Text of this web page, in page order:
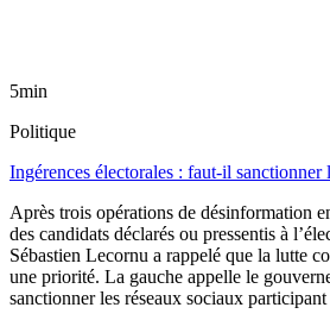
5min
Politique
Ingérences électorales : faut-il sanctionner
Après trois opérations de désinformation
des candidats déclarés ou pressentis à
Sébastien Lecornu a rappelé que la lutte
une priorité. La gauche appelle le
sanctionner les réseaux sociaux